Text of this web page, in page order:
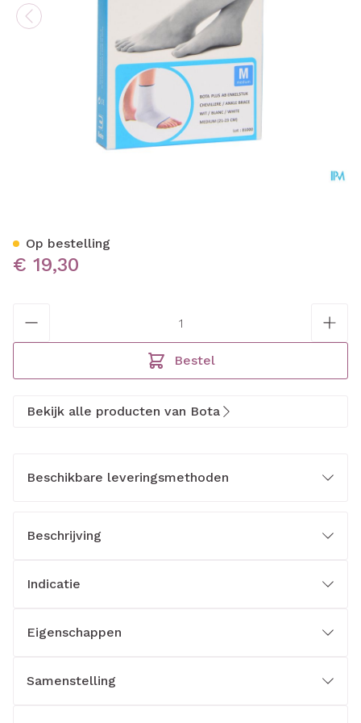
€ 19,30
Bestel
Op bestelling
Bekijk alle producten van Bota
Beschikbare leveringsmethoden
Beschrijving
Indicatie
Eigenschappen
Samenstelling